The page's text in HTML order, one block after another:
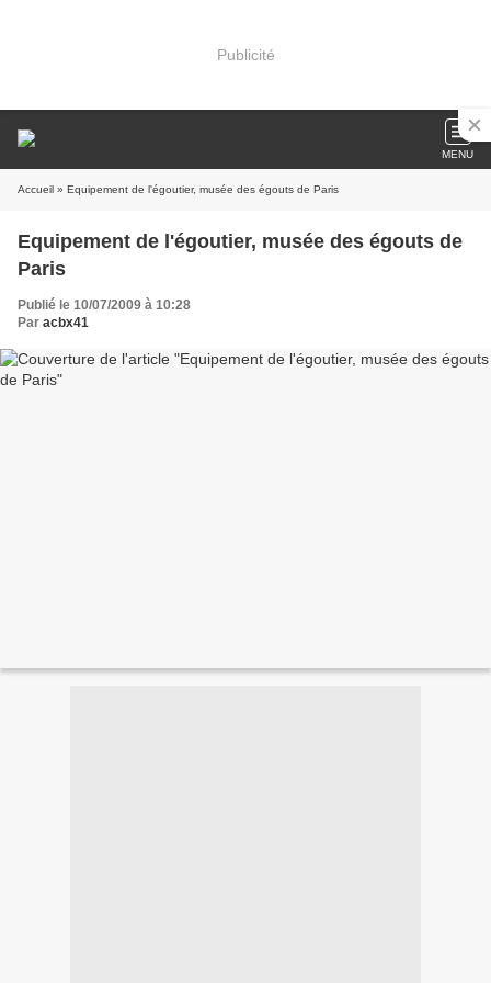
Publicité
MENU
Accueil » Equipement de l'égoutier, musée des égouts de Paris
Equipement de l'égoutier, musée des égouts de
Paris
Publié le 10/07/2009 à 10:28
Par acbx41